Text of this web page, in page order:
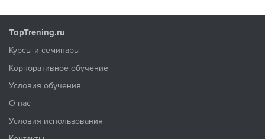
TopTrening.ru
Курсы и семинары
Корпоративное обучение
Условия обучения
О нас
Условия использования